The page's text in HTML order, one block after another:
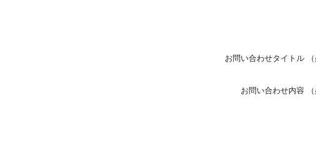
お問い合わせタイトル
お問い合わせ内容